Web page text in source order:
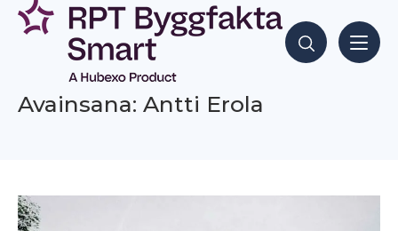
Siirry
sisältöön
Hae sisältöjä
Avainsana: Antti Erola